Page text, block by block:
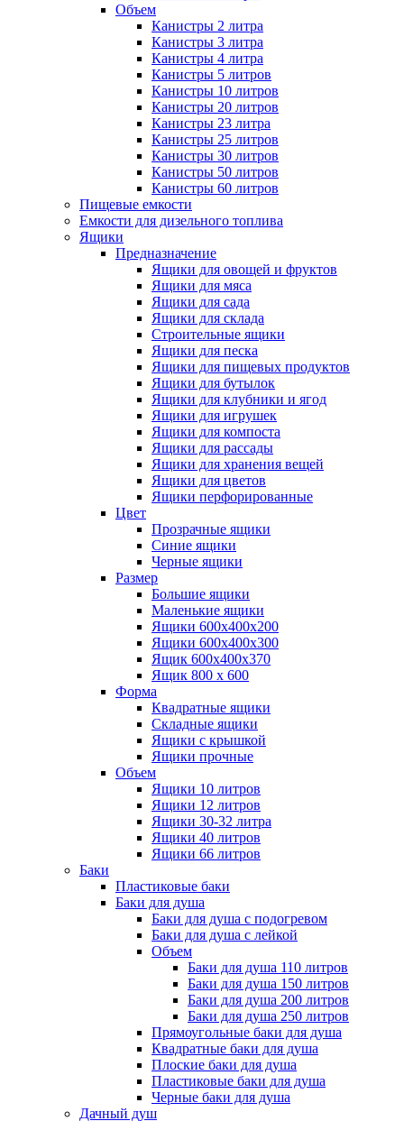
Объем
Канистры 2 литра
Канистры 3 литра
Канистры 4 литра
Канистры 5 литров
Канистры 10 литров
Канистры 20 литров
Канистры 23 литра
Канистры 25 литров
Канистры 30 литров
Канистры 50 литров
Канистры 60 литров
Пищевые емкости
Емкости для дизельного топлива
Ящики
Предназначение
Ящики для овощей и фруктов
Ящики для мяса
Ящики для сада
Ящики для склада
Строительные ящики
Ящики для песка
Ящики для пищевых продуктов
Ящики для бутылок
Ящики для клубники и ягод
Ящики для игрушек
Ящики для компоста
Ящики для рассады
Ящики для хранения вещей
Ящики для цветов
Ящики перфорированные
Цвет
Прозрачные ящики
Синие ящики
Черные ящики
Размер
Большие ящики
Маленькие ящики
Ящики 600х400х200
Ящики 600х400х300
Ящик 600х400х370
Ящик 800 х 600
Форма
Квадратные ящики
Складные ящики
Ящики с крышкой
Ящики прочные
Объем
Ящики 10 литров
Ящики 12 литров
Ящики 30-32 литра
Ящики 40 литров
Ящики 66 литров
Баки
Пластиковые баки
Баки для душа
Баки для душа с подогревом
Баки для душа с лейкой
Объем
Баки для душа 110 литров
Баки для душа 150 литров
Баки для душа 200 литров
Баки для душа 250 литров
Прямоугольные баки для душа
Квадратные баки для душа
Плоские баки для душа
Пластиковые баки для душа
Черные баки для душа
Дачный душ